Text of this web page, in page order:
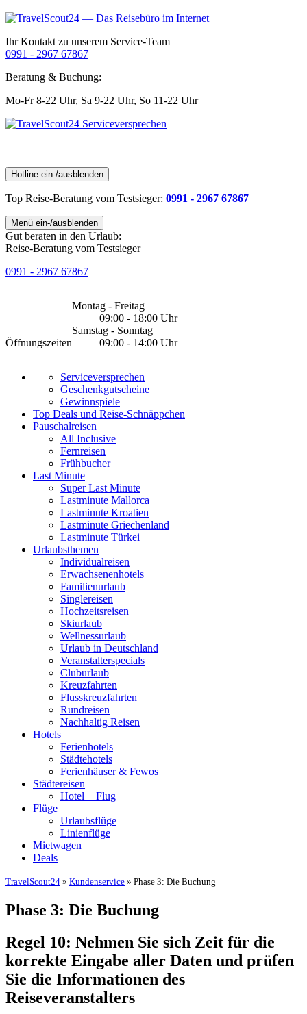
Ihr Kontakt zu unserem Service-Team
0991 - 2967 67867
Beratung & Buchung:
Mo-Fr 8-22 Uhr, Sa 9-22 Uhr, So 11-22 Uhr
Hotline ein-/ausblenden
Top Reise-Beratung vom Testsieger: 0991 - 2967 67867
Menü ein-/ausblenden
Gut beraten in den Urlaub:
Reise-Beratung vom Testsieger
0991 - 2967 67867
Öffnungszeiten
Montag - Freitag
09:00 - 18:00 Uhr
Samstag - Sonntag
09:00 - 14:00 Uhr
Serviceversprechen
Geschenkgutscheine
Gewinnspiele
Top Deals und Reise-Schnäppchen
Pauschalreisen
All Inclusive
Fernreisen
Frühbucher
Last Minute
Super Last Minute
Lastminute Mallorca
Lastminute Kroatien
Lastminute Griechenland
Lastminute Türkei
Urlaubsthemen
Individualreisen
Erwachsenenhotels
Familienurlaub
Singlereisen
Hochzeitsreisen
Skiurlaub
Wellnessurlaub
Urlaub in Deutschland
Veranstalterspecials
Cluburlaub
Kreuzfahrten
Flusskreuzfahrten
Rundreisen
Nachhaltig Reisen
Hotels
Ferienhotels
Städtehotels
Ferienhäuser & Fewos
Städtereisen
Hotel + Flug
Flüge
Urlaubsflüge
Linienflüge
Mietwagen
Deals
TravelScout24 » Kundenservice » Phase 3: Die Buchung
Phase 3: Die Buchung
Regel 10: Nehmen Sie sich Zeit für die
korrekte Eingabe aller Daten und prüfen
Sie die Informationen des
Reiseveranstalters